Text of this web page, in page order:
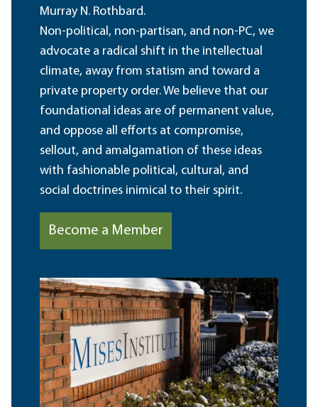
Murray N. Rothbard.
Non-political, non-partisan, and non-PC, we
advocate a radical shift in the intellectual
climate, away from statism and toward a
private property order. We believe that our
foundational ideas are of permanent value,
and oppose all efforts at compromise,
sellout, and amalgamation of these ideas
with fashionable political, cultural, and
social doctrines inimical to their spirit.
Become a Member